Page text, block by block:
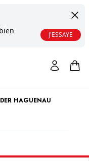
J'ESSAYE
HAGUENAU